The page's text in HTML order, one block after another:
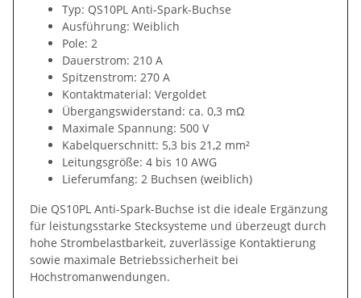
Typ: QS10PL Anti-Spark-Buchse
Ausführung: Weiblich
Pole: 2
Dauerstrom: 210 A
Spitzenstrom: 270 A
Kontaktmaterial: Vergoldet
Übergangswiderstand: ca. 0,3 mΩ
Maximale Spannung: 500 V
Kabelquerschnitt: 5,3 bis 21,2 mm²
Leitungsgröße: 4 bis 10 AWG
Lieferumfang: 2 Buchsen (weiblich)
Die QS10PL Anti-Spark-Buchse ist die ideale Ergänzung
für leistungsstarke Stecksysteme und überzeugt durch
hohe Strombelastbarkeit, zuverlässige Kontaktierung
sowie maximale Betriebssicherheit bei
Hochstromanwendungen.